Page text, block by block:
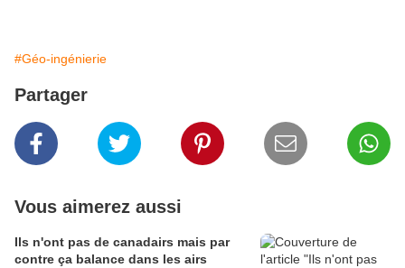
#Géo-ingénierie
Partager
Vous aimerez aussi
Ils n'ont pas de canadairs mais par
contre ça balance dans les airs